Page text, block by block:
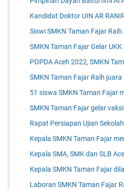
Kandidat Doktor UIN AR
Siswi SMKN Taman Fajar
SMKN Taman Fajar Gelar
POPDA Aceh 2022, SMKN
SMKN Taman Fajar Raih
51 siswa SMKN Taman Fajar
SMKN Taman Fajar gelar
Rapat Persiapan Ujian
Kepala SMKN Taman Fajar
Kepala SMA, SMK dan SLB
Kepala SMKN Taman Fajar
Laboran SMKN Taman Fajar